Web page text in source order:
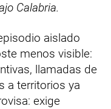
Calabria.
aislado
menos visible:
llamadas de
a territorios ya
exige